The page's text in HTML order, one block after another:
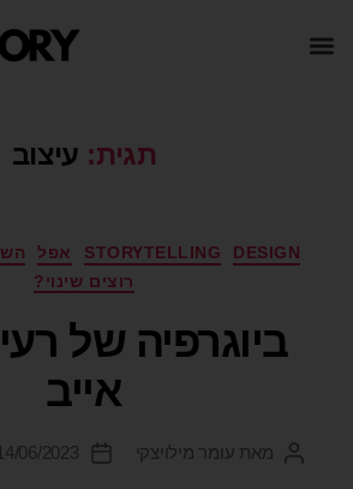
תגית: עיצוב
DESIGN
STORYTELLING אפל
רוצים שינוי?
ביוגרפיה של
אייב
מאת עומר מילויצקי 06/2023